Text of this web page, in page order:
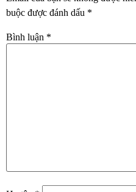
buộc được đánh dấu *
Bình luận *